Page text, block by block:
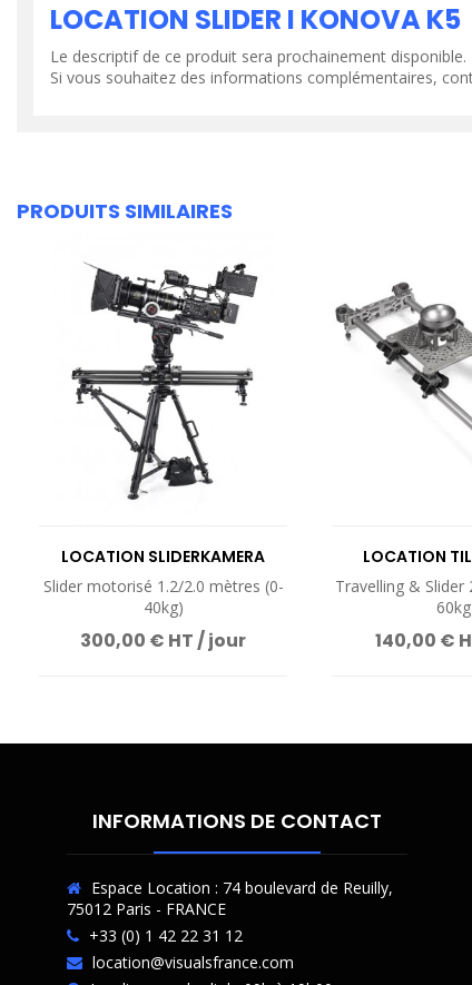
LOCATION SLIDER I KONOVA K5
Le descriptif de ce produit sera prochainement disponible.
Si vous souhaitez des informations complémentaires,
PRODUITS SIMILAIRES
LOCATION SLIDERKAMERA
Slider motorisé 1.2/2.0 mètres (0-
40kg)
300,00 € HT / jour
LOCATION
Travelling & Slider
140,00 €
INFORMATIONS DE CONTACT
Espace Location : 74 boulevard de Reuilly,
75012 Paris - FRANCE
+33 (0) 1 42 22 31 12
location@visualsfrance.com